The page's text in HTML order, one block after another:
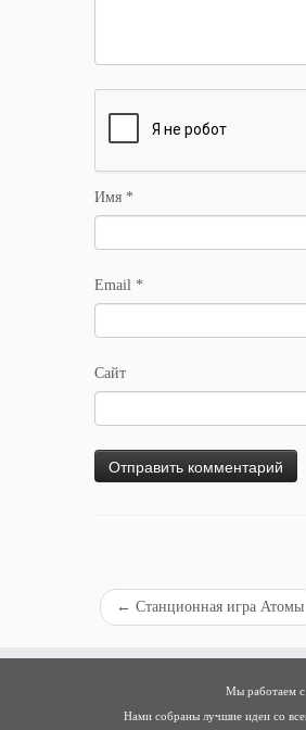
Имя *
Email *
Сайт
← Станционная игра Атомы
Мы работаем с
Нами собраны лучшие идеи со